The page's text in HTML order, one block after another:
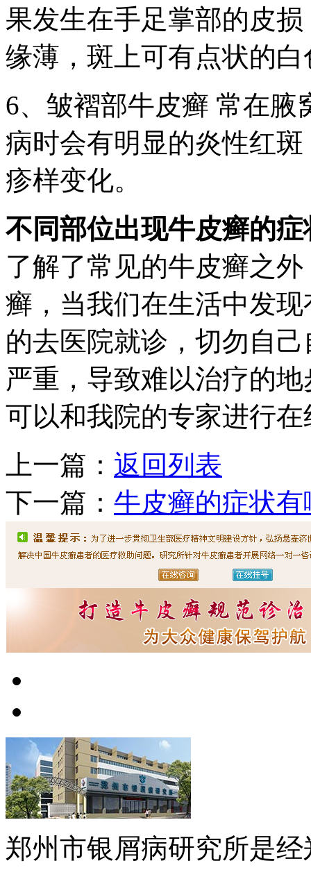
果发生在手足掌部的皮
缘薄，斑上可有点状的
6、皱褶部牛皮癣 常在
病时会有明显的炎性红
疹样变化。
不同部位出现牛皮癣的症
了解了常见的牛皮癣之
癣，当我们在生活中发
的去医院就诊，切勿自
严重，导致难以治疗的
可以和我院的专家进行
上一篇： 返回列表
下一篇： 牛皮癣的症状有
郑州市银屑病研究所是